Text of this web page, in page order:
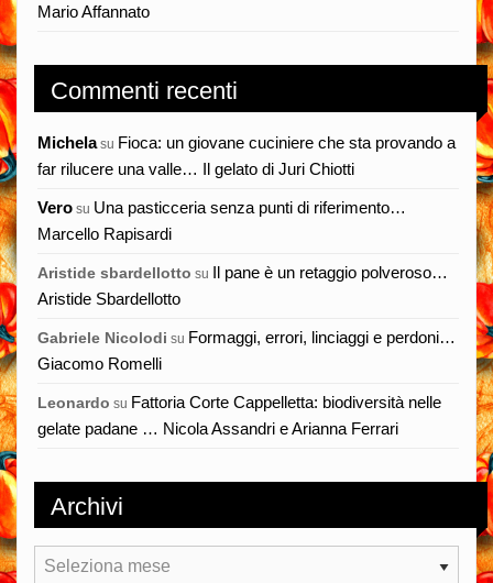
Mario Affannato
Commenti recenti
Michelasu Fioca: un giovane cuciniere che sta provando a
far rilucere una valle… Il gelato di Juri Chiotti
Vero su Una pasticceria senza punti di riferimento…
Marcello Rapisardi
Aristide sbardellotto su Il pane è un retaggio polveroso…
Aristide Sbardellotto
Gabriele Nicolodi su Formaggi, errori, linciaggi e perdoni…
Giacomo Romelli
Leonardo su Fattoria Corte Cappelletta: biodiversità nelle
gelate padane … Nicola Assandri e Arianna Ferrari
Archivi
Archivi